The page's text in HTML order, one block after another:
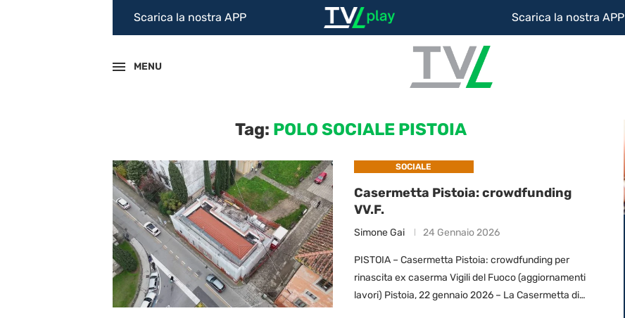
Scarica la nostra APP Scarica la nostra APP
MENU
Tag: POLO SOCIALE PISTOIA
SOCIALE
Casermetta Pistoia: crowdfunding
VV.F.
Simone Gai 24 Gennaio 2026
PISTOIA – Casermetta Pistoia: crowdfunding per
rinascita ex caserma Vigili del Fuoco (aggiornamenti
lavori) Pistoia, 22 gennaio 2026 – La Casermetta di